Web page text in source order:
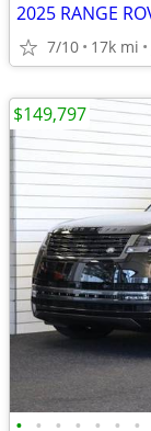
7/10 17k mi
• • • • • • •
$149,797